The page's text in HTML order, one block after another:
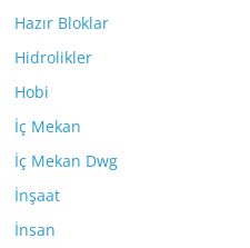
Hazır Bloklar
Hidrolikler
Hobi
İç Mekan
İç Mekan Dwg
İnşaat
İnsan